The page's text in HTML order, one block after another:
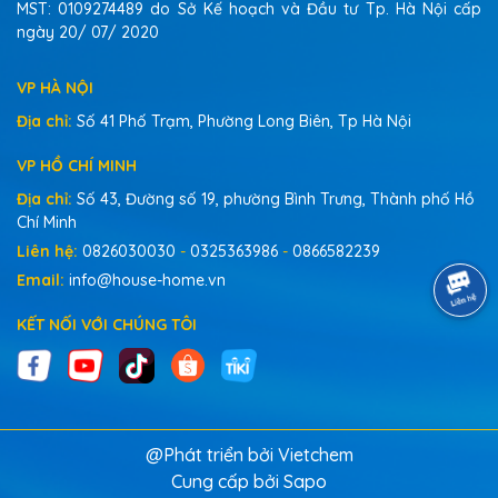
đình.
Bọt rửa tay Clara hương fresh flower đạt TCCS
MST: 0109274489 do Sở Kế hoạch và Đầu tư Tp. Hà Nội cấp
ngày 20/ 07/ 2020
VP HÀ NỘI
Địa chỉ: Số 41 Phố Trạm, Phường Long Biên, Tp Hà Nội
VP HỒ CHÍ MINH
Địa chỉ: Số 43, Đường số 19, phường Bình Trưng, Thành phố Hồ
Chí Minh
Liên hệ: 0826030030 - 0325363986 - 0866582239
Email: info@house-home.vn
KẾT NỐI VỚI CHÚNG TÔI
@Phát triển bởi Vietchem
Cung cấp bởi Sapo